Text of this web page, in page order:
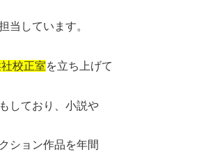
当しています。
校正室を立ち上げて
しており、小説や
ション作品を年間